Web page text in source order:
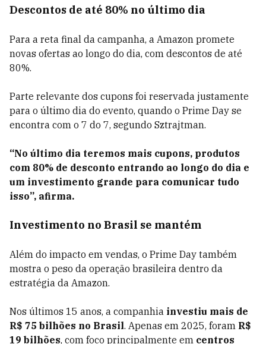
Descontos de até 80% no último dia
Para a reta final da campanha, a Amazon promete
novas ofertas ao longo do dia, com descontos de até
80%.
Parte relevante dos cupons foi reservada justamente
para o último dia do evento, quando o Prime Day se
encontra com o 7 do 7, segundo Sztrajtman.
“No último dia teremos mais cupons, produtos
com 80% de desconto entrando ao longo do dia e
um investimento grande para comunicar tudo
isso”, afirma.
Investimento no Brasil se mantém
Além do impacto em vendas, o Prime Day também
mostra o peso da operação brasileira dentro da
estratégia da Amazon.
Nos últimos 15 anos, a companhia investiu mais de
R$ 75 bilhões no Brasil. Apenas em 2025, foram R$
19 bilhões, com foco principalmente em centros